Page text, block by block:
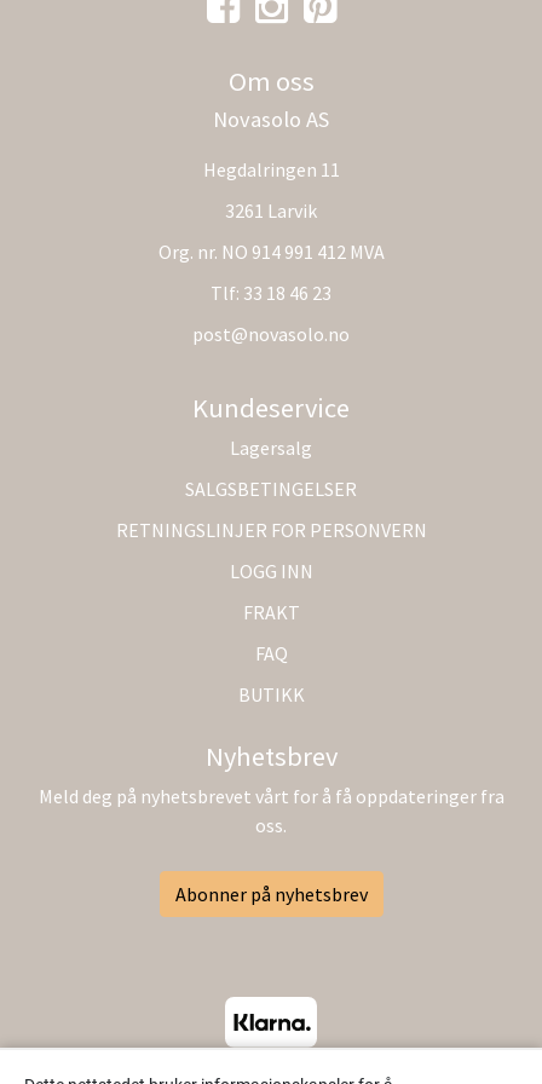
Om oss
Novasolo AS
Hegdalringen 11
3261 Larvik
Org. nr. NO 914 991 412 MVA
Tlf: 33 18 46 23
post@novasolo.no
Kundeservice
Lagersalg
SALGSBETINGELSER
RETNINGSLINJER FOR PERSONVERN
LOGG INN
FRAKT
FAQ
BUTIKK
Nyhetsbrev
Meld deg på nyhetsbrevet vårt for å få oppdateringer fra
oss.
Abonner på nyhetsbrev